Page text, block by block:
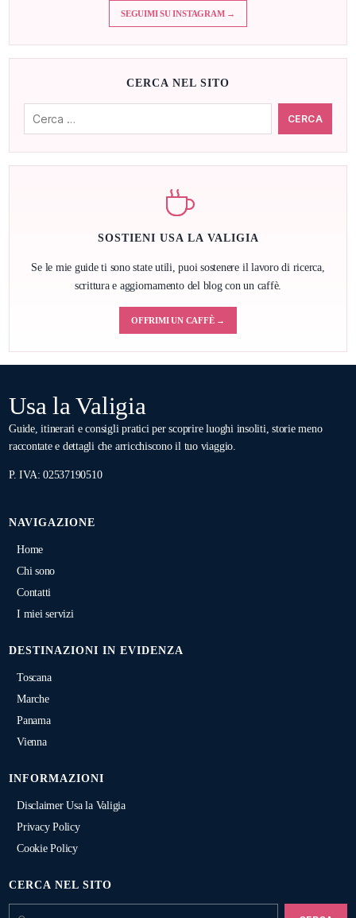
SEGUIMI SU INSTAGRAM →
CERCA NEL SITO
SOSTIENI USA LA VALIGIA
Se le mie guide ti sono state utili, puoi sostenere il lavoro di ricerca,
scrittura e aggiornamento del blog con un caffè.
OFFRIMI UN CAFFÈ →
Usa la Valigia
Guide, itinerari e consigli pratici per scoprire luoghi insoliti, storie meno
raccontate e dettagli che arricchiscono il tuo viaggio.
P. IVA: 02537190510
NAVIGAZIONE
Home
Chi sono
Contatti
I miei servizi
DESTINAZIONI IN EVIDENZA
Toscana
Marche
Panama
Vienna
INFORMAZIONI
Disclaimer Usa la Valigia
Privacy Policy
Cookie Policy
CERCA NEL SITO